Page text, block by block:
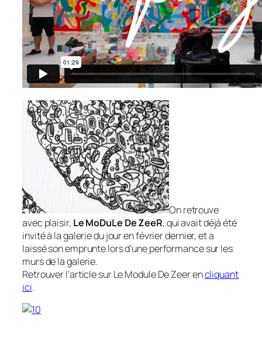
On retrouve
avec plaisir, Le MoDuLe De ZeeR, qui avait déjà été
invité à la galerie du jour en février dernier, et a
laissé son emprunte lors d’une performance sur les
murs de la galerie.
Retrouver l’article sur Le Module De Zeer encliquant
ici.